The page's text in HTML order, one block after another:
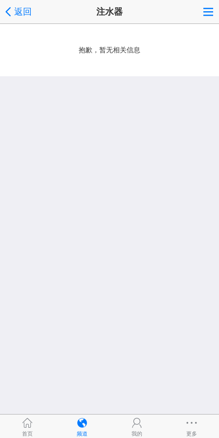
返回 注水器
抱歉，暂无相关信息
首页 频道 我的 更多